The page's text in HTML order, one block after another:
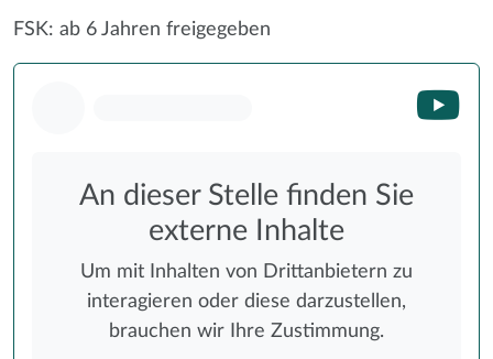
FSK: ab 6 Jahren freigegeben
An dieser Stelle finden Sie
externe Inhalte
Um mit Inhalten von Drittanbietern zu
interagieren oder diese darzustellen,
brauchen wir Ihre Zustimmung.